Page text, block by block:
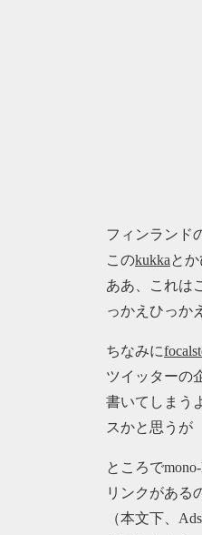
フィンランド
このkukkaと
ああ、これは
っかえひっか
ちなみに
ツイッターの
書いてしまう
スかと思うが
ところで
リンクがある
（本文下、